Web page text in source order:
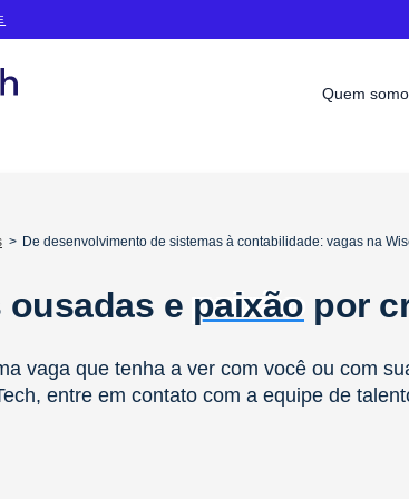
Quem
De desenvolvimento de sistemas à contabilidade: vagas na
ousadas e paixão por
vaga que tenha a ver com você ou com
entre em contato com a equipe de